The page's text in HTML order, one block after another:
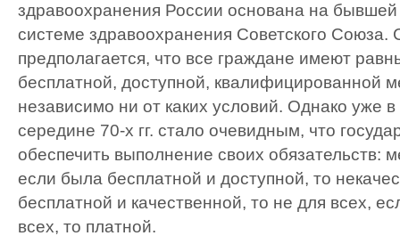
здравоохранения России основана на бывшей
системе здравоохранения Советского Союза.
предполагается, что все граждане имеют
бесплатной, доступной, квалифицированной
независимо ни от каких условий. Однако уже
середине 70-х гг. стало очевидным, что
обеспечить выполнение своих обязательств:
если была бесплатной и доступной, то
бесплатной и качественной, то не для всех,
всех, то платной.